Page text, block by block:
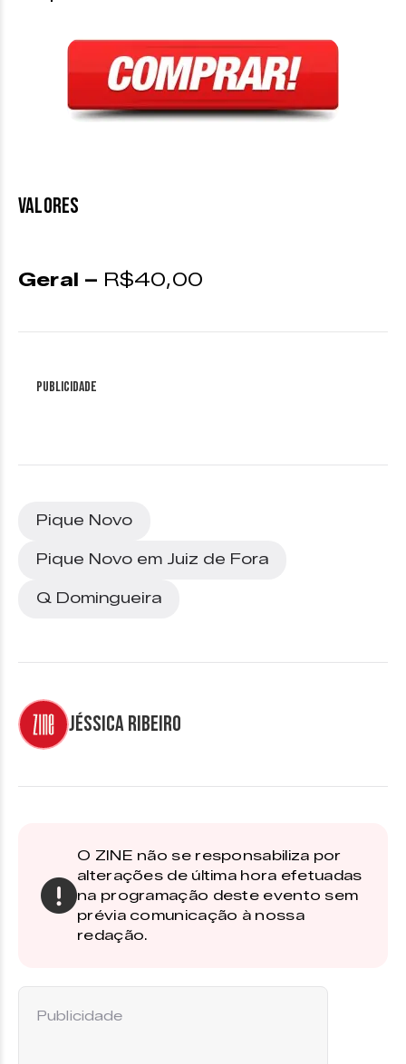
VALORES
Geral – R$40,00
Publicidade
Pique Novo
Pique Novo em Juiz de Fora
Q Domingueira
Jéssica Ribeiro
O ZINE não se responsabiliza por
alterações de última hora efetuadas
na programação deste evento sem
prévia comunicação à nossa
redação.
Publicidade